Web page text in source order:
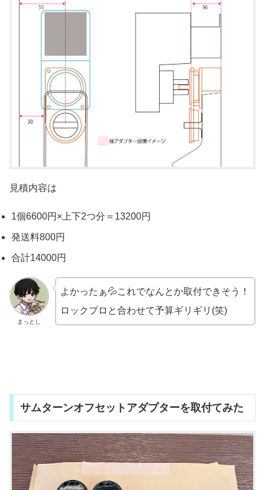
見積内容は
1個6600円×上下2つ分＝13200円
発送料800円
合計14000円
まっとし
よかったぁ💦これでなんとか取付できそう！
ロックプロと合わせて予算ギリギリ(笑)
サムターンオフセットアダプターを取付てみた